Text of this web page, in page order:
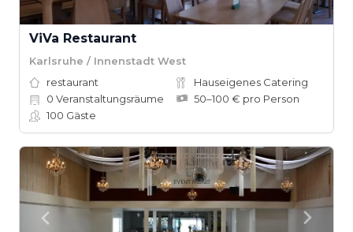
ViVa Restaurant
Karlsruhe / Innenstadt West
restaurant
Hauseigenes Catering
0 Veranstaltungsräume
50–100 € pro Person
100 Gäste